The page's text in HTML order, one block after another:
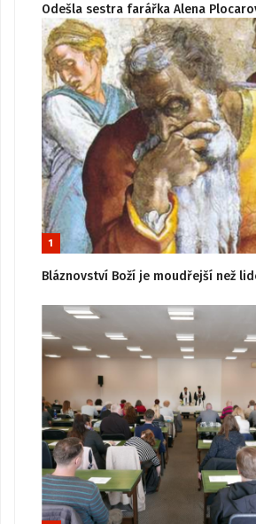
Odešla sestra farářka Alena
1
Bláznovství Boží je moudřejší než